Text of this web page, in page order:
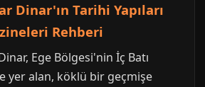
Dinar'ın Tarihi Yapıları
Rehberi
Ege Bölgesi'nin İç Batı
yer alan, köklü bir geçmişe